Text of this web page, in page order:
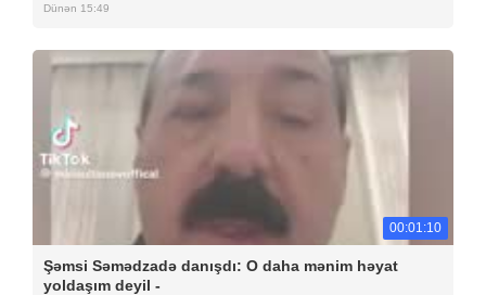
Dünən 15:49
00:01:10
Şəmsi Səmədzadə danışdı: O daha mənim həyat
yoldaşım deyil -